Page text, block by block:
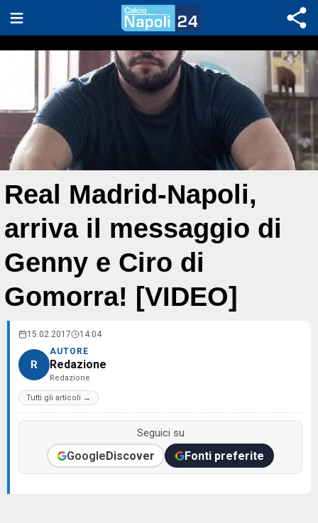
Real Madrid-Napoli,
arriva il messaggio di
Genny e Ciro di
Gomorra! [VIDEO]
15.02.2017 14:04
R
AUTORE
Redazione
Redazione
Tutti gli articoli →
Seguici su
GoogleDiscover Fonti preferite